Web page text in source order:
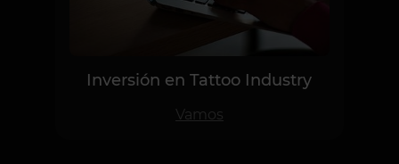
Inversión en Tattoo Industry
Vamos